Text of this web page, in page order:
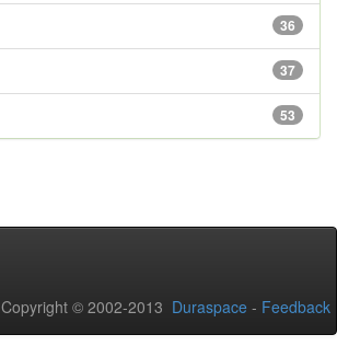
36
37
53
Copyright © 2002-2013 Duraspace - Feedback